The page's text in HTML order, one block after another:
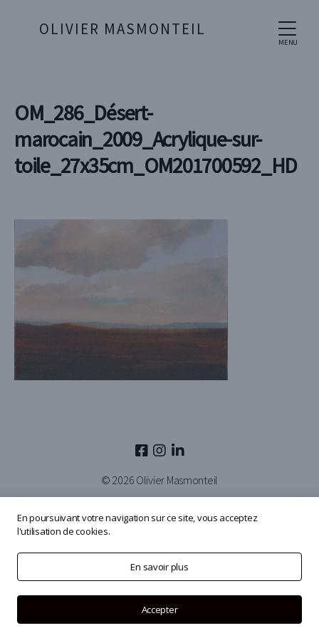
MENU
OLIVIER MASMONTEIL
OM_286_Désert-
marocain_2009_Acrylique-sur-
toile_27x35cm_OM201700592_HD
© 2026 Olivier Masmonteil
En poursuivant votre navigation sur ce site, vous acceptez
l'utilisation de cookies.
En savoir plus
Accepter